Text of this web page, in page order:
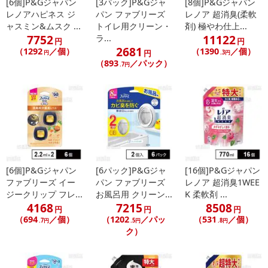
【発送・お届け・商品について】
※お申込み頂きました商品の同梱、お届けの日時指定はいたしかね
金はいたしかねます。
また、お届け日時のご指定は、お受けできません。宅配業者からの
不在票にてご対応ください。
※発送予定日は前後する場合がございます。また商品によって発送
日が異なります。
※dショッピングサンプル百貨店よりお届けする商品は、ご利用いた
だいた後のご感想をいただくことを目的としており、転売等は固く
禁じます。
転売等、目的以外での利用が確認された場合は、サービス利用を停
止させていただきます。
発送日カレンダー
レノアハピネス ジ
ャスミン&ムスク ...
7752円
（1292 円／個）
パン ファブリーズ
トイレ用クリーン・
ラ...
2681 円
（893.7円／パック）
レノア 超消臭(柔軟
剤) 極やわ仕上...
11122円
（1390.3円／個）
[6個]P&Gジャパン
ファブリーズ イー
ジークリップ フレ...
4168円
（694 .7円／個）
[6パック]P&Gジャ
パン ファブリーズ
お風呂用 クリーン...
7215 円
（1202 .5円 ／パッ
ク）
[16個]P&Gジャパン
レノア 超消臭1WEE
K 柔軟剤 ...
8508円
（531 .8円 ／個）